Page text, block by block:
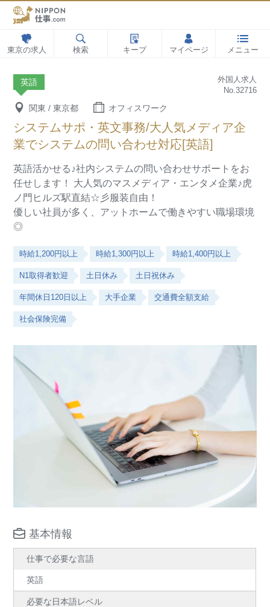
東京の求人 検索 キープ マイページ メニュー
英語
外国人求人
No.32716
関東 / 東京都 オフィスワーク
システムサポ・英文事務/大人気メディア企
業でシステムの問い合わせ対応[英語]
英語活かせる♪社内システムの問い合わせサポートをお
任せします！
大人気のマスメディア・エンタメ企業♪虎
ノ門ヒルズ駅直結☆彡服装自由！
優しい社員が多く、アットホームで働きやすい職場環境
◎
時給1,200円以上 時給1,300円以上 時給1,400円以上
N1取得者歓迎 土日休み 土日祝休み
年間休日120日以上 大手企業 交通費全額支給
社会保険完備
基本情報
仕事で必要な言語
英語
必要な日本語レベル